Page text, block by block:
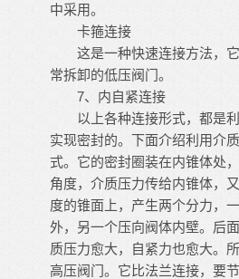
中采用。
卡箍连接
这是一种快速连接方法，它
常拆卸的低压阀门。
7、内自紧连接
以上各种连接形式，都是利
实现密封的。下面介绍利用介
式。它的密封圈装在内锥体处
角度，介质压力传给内锥体，
度的锥面上，产生两个分力，
外，另一个压向阀体内壁。后
质压力愈大，自紧力也愈大。
高压阀门。它比法兰连接，要